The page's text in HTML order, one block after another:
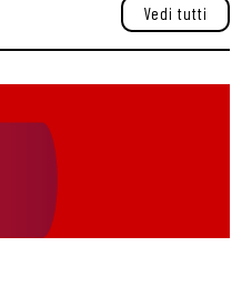
Vedi tutti